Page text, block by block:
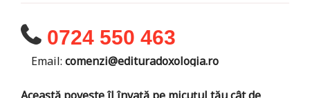
0724 550 463
Email: comenzi@edituradoxologia.ro
Această poveste îl învață pe micuțul tău cât de